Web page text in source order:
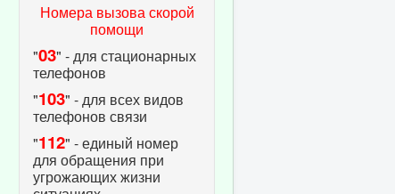
Номера вызова скорой
помощи
"03" - для стационарных
телефонов
"103" - для всех видов
телефонов связи
"112" - единый номер
для обращения при
угрожающих жизни